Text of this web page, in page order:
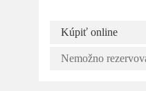
Kúpiť online
Nemožno